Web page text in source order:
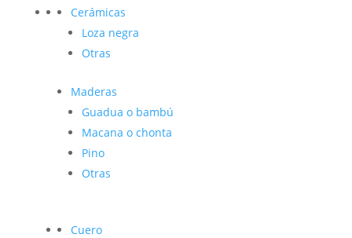
Cerámicas
Loza negra
Otras
Maderas
Guadua o bambú
Macana o chonta
Pino
Otras
Cuero